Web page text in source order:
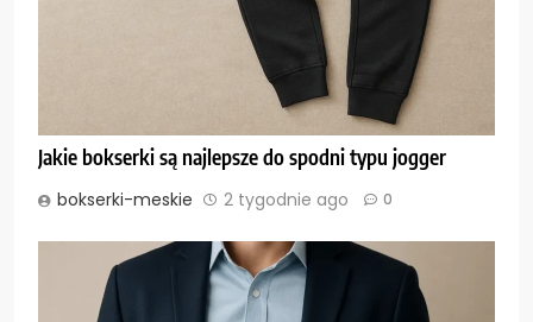
Jakie bokserki są najlepsze do spodni typu jogger
bokserki-meskie 2 tygodnie ago 0